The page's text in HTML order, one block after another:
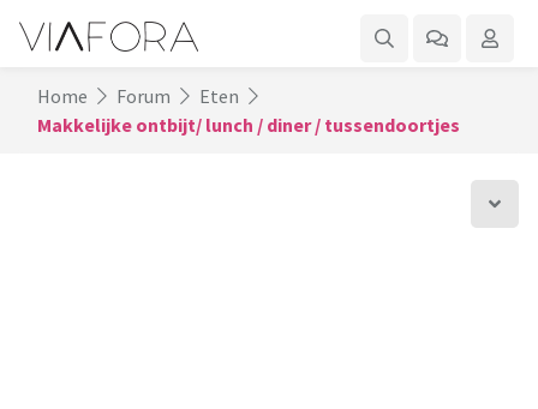
Home Forum
Eten
Makkelijke ontbijt/ lunch / diner / tussendoortjes